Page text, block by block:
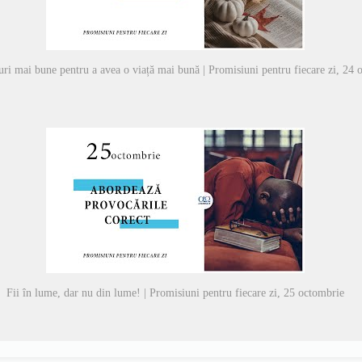
mai bune pentru a avea o viață mai bună | Promisiuni pentru fiecare zi, 24
Fii în lume, dar nu din lume! | Promisiuni pentru fiecare zi, 25 octombrie